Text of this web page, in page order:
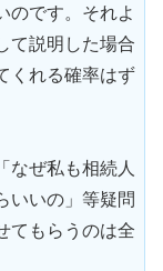
のです。それよ
て説明した場合
くれる確率はず
なぜ私も相続人
いいの」等疑問
てもらうのは全